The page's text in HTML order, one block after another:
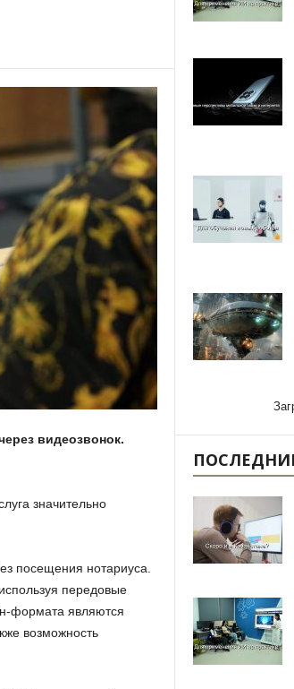
видеозвонок.
значительно
посещения нотариуса.
передовые
формата являются
возможность